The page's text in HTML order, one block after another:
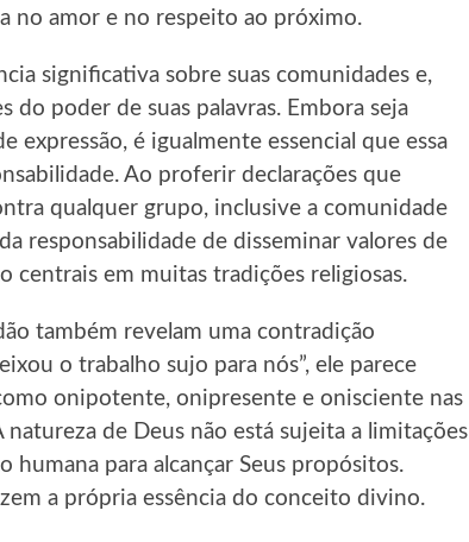
no amor e no respeito ao próximo.
significativa sobre suas comunidades e,
do poder de suas palavras. Embora seja
expressão, é igualmente essencial que essa
Ao proferir declarações que
qualquer grupo, inclusive a comunidade
responsabilidade de disseminar valores de
centrais em muitas tradições religiosas.
também revelam uma contradição
o trabalho sujo para nós”, ele parece
onipotente, onipresente e onisciente nas
de Deus não está sujeita a limitações
humana para alcançar Seus propósitos.
a própria essência do conceito divino.